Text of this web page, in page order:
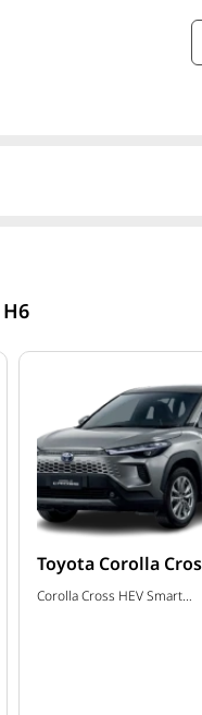
Toyota Corolla
Corolla Cross HEV Smart ปี 2026